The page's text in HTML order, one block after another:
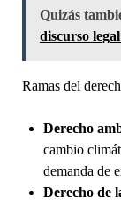
Quizás
discurso
Ramas del
Derecho
cambio
demanda de
Derecho de